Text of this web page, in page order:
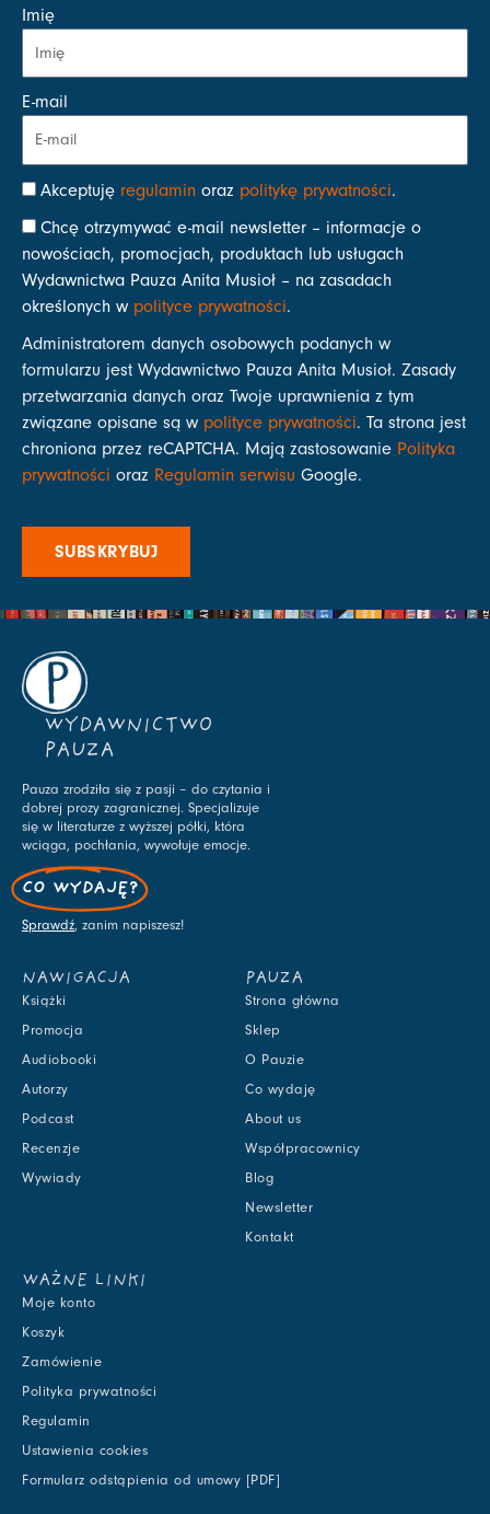
Imię
E-mail
Akceptuję regulamin oraz politykę prywatności.
Chcę otrzymywać e-mail newsletter – informacje o
nowościach, promocjach, produktach lub usługach
Wydawnictwa Pauza Anita Musioł – na zasadach
określonych w polityce prywatności.
Administratorem danych osobowych podanych w
formularzu jest Wydawnictwo Pauza Anita Musioł. Zasady
przetwarzania danych oraz Twoje uprawnienia z tym
związane opisane są w polityce prywatności. Ta strona jest
chroniona przez reCAPTCHA. Mają zastosowanie Polityka
prywatności oraz Regulamin serwisu Google.
SUBSKRYBUJ
WYDAWNICTWO
PAUZA
Pauza zrodziła się z pasji – do czytania i
dobrej prozy zagranicznej. Specjalizuje
się w literaturze z wyższej półki, która
wciąga, pochłania, wywołuje emocje.
CO WYDAJĘ?
Sprawdź, zanim napiszesz!
NAWIGACJA
Książki
Promocja
Audiobooki
Autorzy
Podcast
Recenzje
Wywiady
PAUZA
Strona główna
Sklep
O Pauzie
Co wydaję
About us
Współpracownicy
Blog
Newsletter
Kontakt
WAŻNE LINKI
Moje konto
Koszyk
Zamówienie
Polityka prywatności
Regulamin
Ustawienia cookies
Formularz odstąpienia od umowy [PDF]